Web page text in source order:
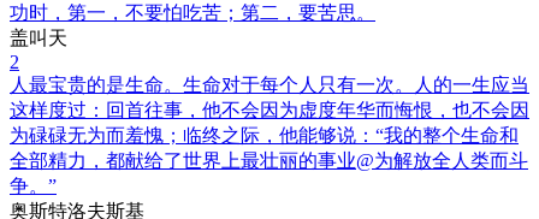
功时，第一，不要怕吃苦；第二，要苦思。
盖叫天
2
人最宝贵的是生命。生命对于每个人只有一次。人的一生应当
这样度过：回首往事，他不会因为虚度年华而悔恨，也不会因
为碌碌无为而羞愧；临终之际，他能够说：“我的整个生命和
全部精力，都献给了世界上最壮丽的事业@为解放全人类而斗
争。”
奥斯特洛夫斯基